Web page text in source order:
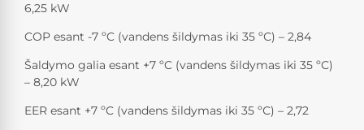
6,25 kW
COP esant -7 ºC (vandens šildymas iki 35 ºС) – 2,84
Šaldymo galia esant +7 ºC (vandens šildymas iki 35 ºС)
– 8,20 kW
EER esant +7 ºC (vandens šildymas iki 35 ºС) – 2,72